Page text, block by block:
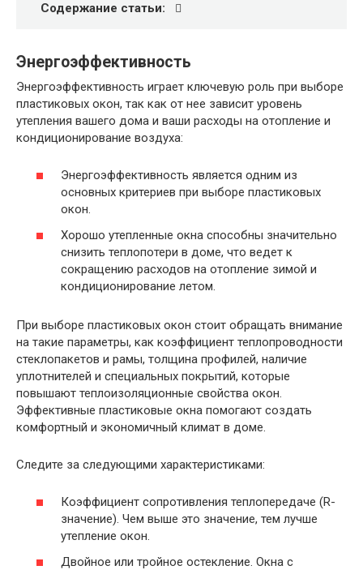
Содержание статьи:
Энергоэффективность
Энергоэффективность играет ключевую роль при выборе
пластиковых окон, так как от нее зависит уровень
утепления вашего дома и ваши расходы на отопление и
кондиционирование воздуха:
Энергоэффективность является одним из
основных критериев при выборе пластиковых
окон.
Хорошо утепленные окна способны значительно
снизить теплопотери в доме, что ведет к
сокращению расходов на отопление зимой и
кондиционирование летом.
При выборе пластиковых окон стоит обращать внимание
на такие параметры, как коэффициент теплопроводности
стеклопакетов и рамы, толщина профилей, наличие
уплотнителей и специальных покрытий, которые
повышают теплоизоляционные свойства окон.
Эффективные пластиковые окна помогают создать
комфортный и экономичный климат в доме.
Следите за следующими характеристиками:
Коэффициент сопротивления теплопередаче (R-
значение). Чем выше это значение, тем лучше
утепление окон.
Двойноe или тройное остекление. Окна с